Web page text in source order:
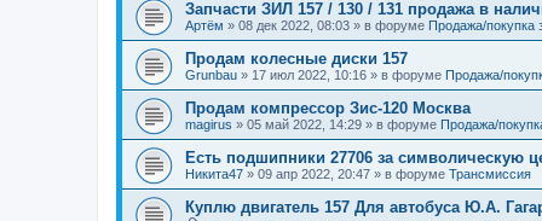
Запчасти ЗИЛ 157 / 130 / 131 продажа в
Артём » 08 дек 2022, 08:03 » в форуме Продажа/покупка
Продам колесные диски 157
Grunbau » 17 июл 2022, 10:16 » в форуме Продажа/
Продам компрессор Зис-120 Москва
magirus » 05 май 2022, 14:29 » в форуме Продажа/
Есть подшипники 27706 за символическую
Никита47 » 09 апр 2022, 20:47 » в форуме Трансмиссия
Куплю двигатель 157 Для автобуса Ю.А.